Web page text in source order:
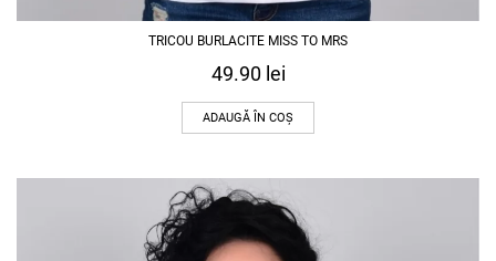
TRICOU BURLACITE MISS TO MRS
49.90 lei
ADAUGĂ ÎN COȘ